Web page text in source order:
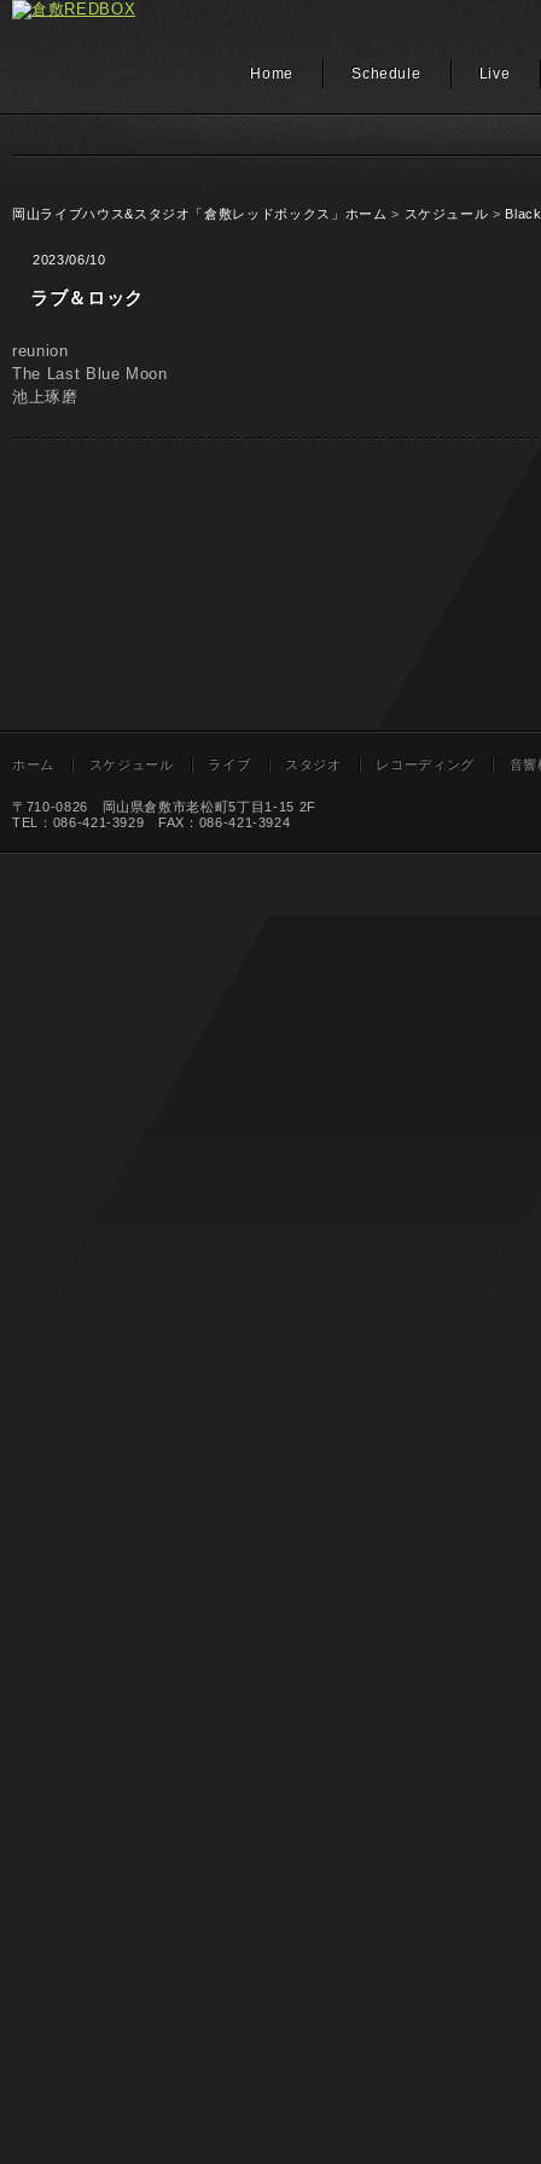
Home Schedule Live
岡山ライブハウス&スタジオ「倉敷レッドボックス」ホーム > スケジュール >
2023/06/10
ラブ＆ロック
reunion
The Last Blue Moon
池上琢磨
ホーム スケジュール ライブ スタジオ レコーディング 音響
〒710-0826 岡山県倉敷市老松町5丁目1-15 2F
TEL：086-421-3929 FAX：086-421-3924